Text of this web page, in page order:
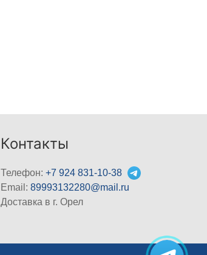
Контакты
Телефон:+7 924 831-10-38
Email:89993132280@mail.ru
Доставка в г. Орел